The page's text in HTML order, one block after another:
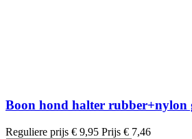
Boon hond halter rubber+nylon
Reguliere prijs € 9,95 Prijs € 7,46